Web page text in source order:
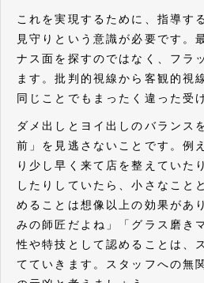
これを実現するために、指導す
見守りという意識が必要です。
ナス面を探すのではなく、フラ
ます。批判的視線から客観的視
同じことでもまったく違った受
ダメ出しとヨイ出しのバランス
前」を見逃さないことです。例
り少し早く来て店を整えていた
したりしていたら、小さなこと
めることは想像以上の効果があ
みの師匠だよね」「グラス磨き
性や特技として認めることは、
てていきます。スタッフへの無